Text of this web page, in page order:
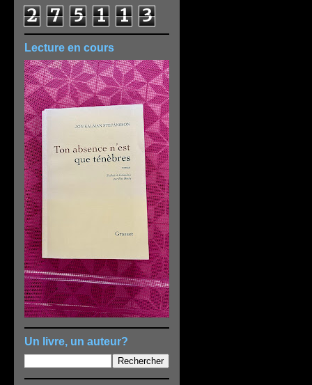
2 7 5 1 1 3
Lecture en cours
Un livre, un auteur?